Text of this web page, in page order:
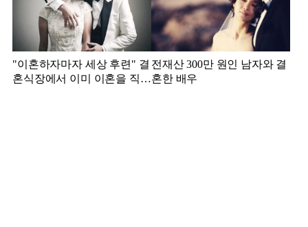
"이혼하자마자 세상 후련" 결
혼식장에서 이미 이혼을 직감
전재산 300만 원인 남자와 결
혼한 배우